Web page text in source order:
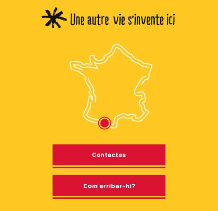
Contactes
Com arribar-hi?